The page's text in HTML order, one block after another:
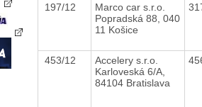
197/12
Marco car s.r.o.
Popradská 88, 040
11 Košice
453/12
Accelery s.r.o.
Karloveská 6/A,
84104 Bratislava